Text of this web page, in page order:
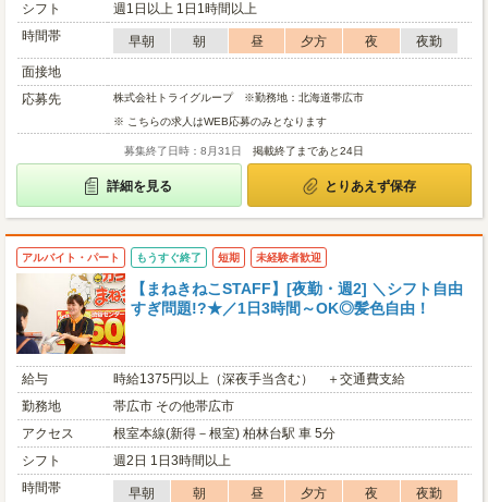
シフト
週1日以上 1日1時間以上
時間帯
早朝 朝 昼 夕方 夜
夜勤
面接地
応募先
株式会社トライグループ ※勤務地：北海道帯広市
※ こちらの求人はWEB応募のみとなります
募集終了日時：8月31日 掲載終了まであと24日
詳細を見る とりあえず保存
アルバイト・パート もうすぐ終了 短期 未経験者歓迎
【まねきねこSTAFF】[夜勤・週2] ＼シフト自由
すぎ問題!?★／1日3時間～OK◎髪色自由！
給与
時給1375円以上（深夜手当含む） ＋交通費支給
勤務地
帯広市 その他帯広市
アクセス
根室本線(新得－根室) 柏林台駅 車 5分
シフト
週2日 1日3時間以上
時間帯
早朝 朝 昼 夕方 夜
夜勤